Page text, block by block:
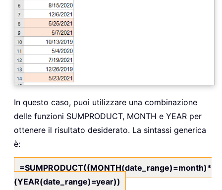
In questo caso, puoi utilizzare una combinazione
delle funzioni SUMPRODUCT, MONTH e YEAR per
ottenere il risultato desiderato. La sintassi generica
è:
=SUMPRODUCT((MONTH(date_range)=month)*
(YEAR(date_range)=year))